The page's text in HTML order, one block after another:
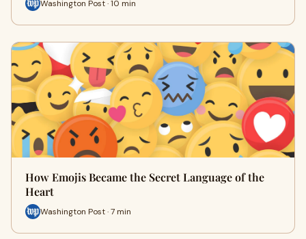
Washington Post · 10 min
How Emojis Became the Secret Language of the
Heart
Washington Post · 7 min